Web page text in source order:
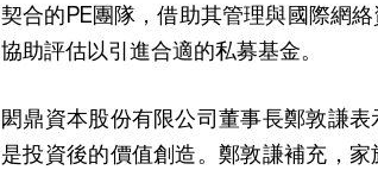
契合的PE團隊，借助其管理與國際網
協助評估以引進合適的私募基金。
閎鼎資本股份有限公司董事長鄭敦謙
是投資後的價值創造。鄭敦謙補充，